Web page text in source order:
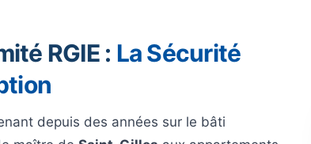
RGIE : La Sécurité
depuis des années sur le bâti